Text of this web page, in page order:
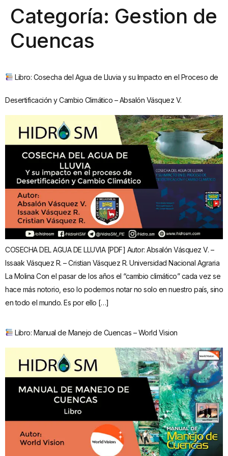
Categoría: Gestion de
Cuencas
Libro: Cosecha del Agua de Lluvia y su Impacto en el Proceso de
Desertificación y Cambio Climático – Absalón Vásquez V.
COSECHA DEL AGUA DE LLUVIA [PDF] Autor: Absalón Vásquez V. –
Issaak Vásquez R. – Cristian Vásquez R. Universidad Nacional Agraria
La Molina Con el pasar de los años el “cambio climático” cada vez se
hace más notorio, eso lo podemos notar no solo en nuestro país, sino
en todo el mundo. Es por ello […]
Libro: Manual de Manejo de Cuencas – World Vision